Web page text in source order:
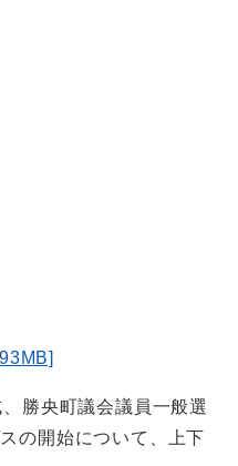
勝央町議会議員一般選
の開始について、上下